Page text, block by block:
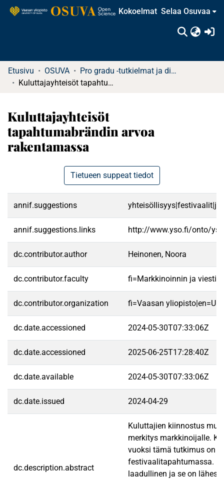
Kokoelmat Selaa Osuvaa
Etusivu OSUVA
Pro gradu -tutkielmat ja diplomityöt
Kuluttajayhteisöt tapahtumabrändin arvoa rakentamassa
Kuluttajayhteisöt
tapahtumabrändin arvoa
rakentamassa
Tietueen suppeat tiedot
annif.suggestions
annif.suggestions.links http://www.yso.fi/onto/
dc.contributor.author Heinonen, Noora
dc.contributor.faculty fi=Markkinoinnin ja
dc.contributor.organization fi=Vaasan
dc.date.accessioned 2024-05-30T07:33:06Z
dc.date.accessioned 2025-06-25T17:28:40Z
dc.date.available 2024-05-30T07:33:06Z
dc.date.issued 2024-04-29
dc.description.abstract
Kuluttajien kiinnostus
merkitys markkinoijalle.
vuoksi tämä tutkimus on
festivaalitapahtumassa.
laadullinen ja se on